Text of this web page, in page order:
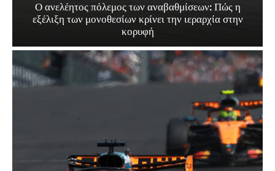
Ο ανελέητος πόλεμος των αναβαθμίσεων: Πώς η
εξέλιξη των μονοθεσίων κρίνει την ιεραρχία στην
κορυφή